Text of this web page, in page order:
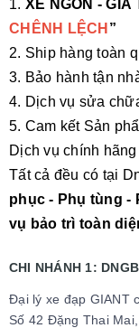
1. XE NGON - GIÁ
CHÊNH LỆCH ”
2. Ship hàng toàn
3. Bảo hành tận
4. Dịch vụ sửa
5. Cam kết Sản
Dịch vụ chính hãng
Tất cả đều có tại
phục - Phụ tùng -
vụ bảo trì toàn
CHI NHÁNH 1:
Đại lý xe đạp GIANT
Số 42 Đặng Thai